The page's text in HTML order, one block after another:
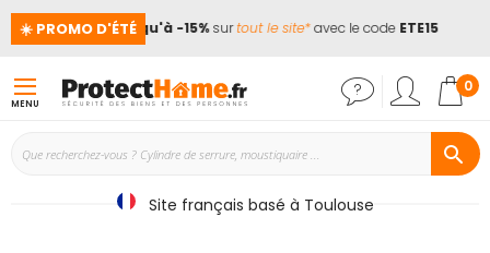
☀️ PROMO D'ÉTÉ
! 📢Jusqu'à -15%surtout le site*avec le codeETE15
MENU
0
Site français basé à Toulouse